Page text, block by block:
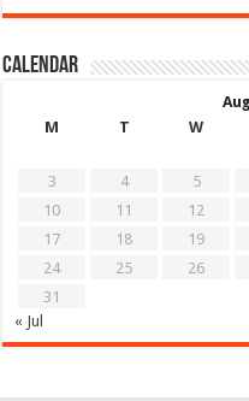
Calendar
M
T W
3
4 5
10
11 12
17
18 19
24
25 26
31
« Jul